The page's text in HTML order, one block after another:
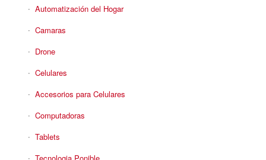
Automatización del Hogar
Camaras
Drone
Celulares
Accesorios para Celulares
Computadoras
Tablets